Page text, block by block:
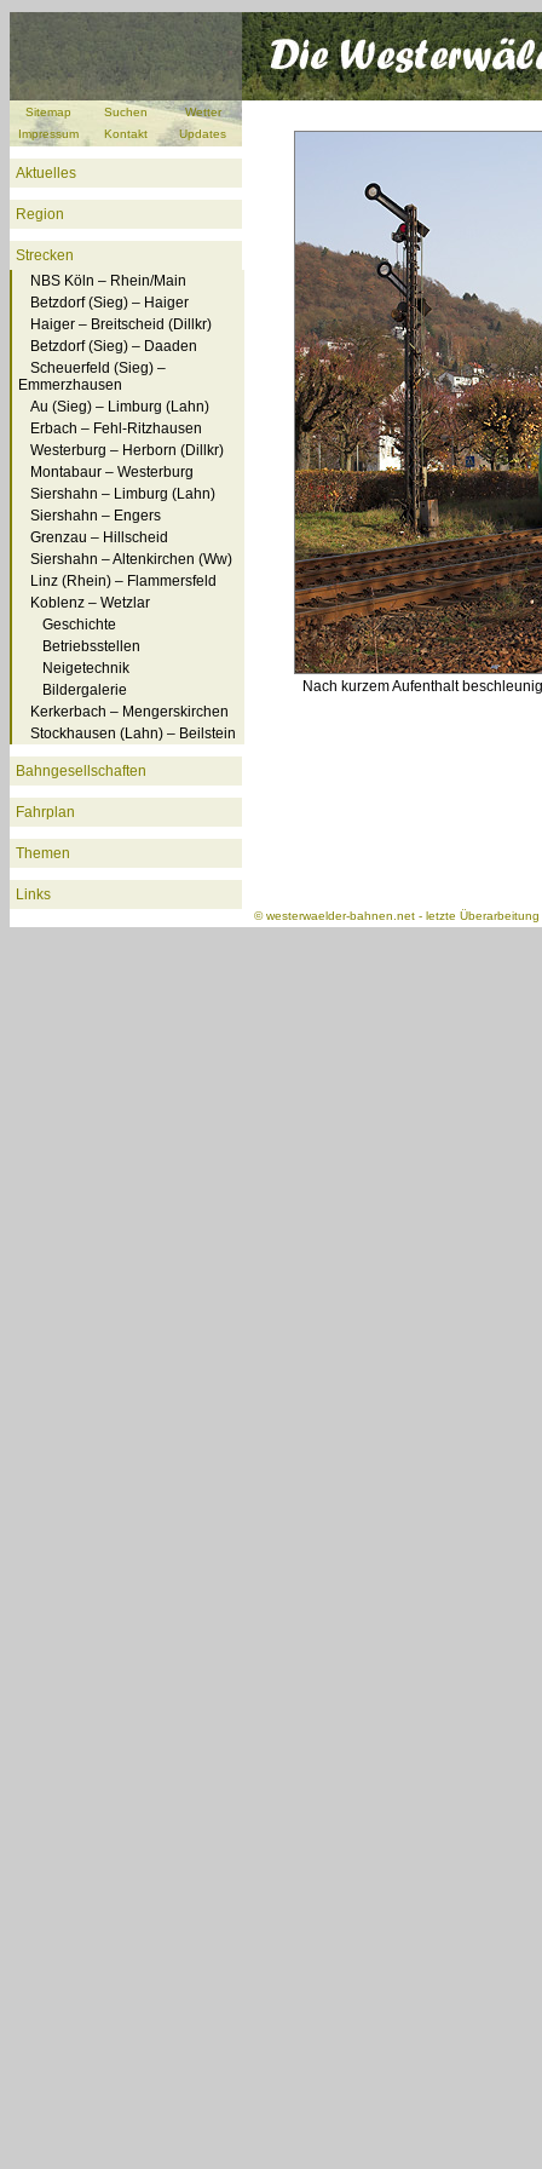
Sitemap Suchen
Wetter
Impressum
Kontakt Updates
Aktuelles
Region
Strecken
NBS Köln – Rhein/Main
Betzdorf (Sieg) – Haiger
Haiger – Breitscheid (Dillkr)
Betzdorf (Sieg) – Daaden
Scheuerfeld (Sieg) –
Emmerzhausen
Au (Sieg) – Limburg (Lahn)
Erbach – Fehl-Ritzhausen
Westerburg – Herborn (Dillkr)
Montabaur – Westerburg
Siershahn – Limburg (Lahn)
Siershahn – Engers
Grenzau – Hillscheid
Siershahn – Altenkirchen (Ww)
Linz (Rhein) – Flammersfeld
Koblenz – Wetzlar
Geschichte
Betriebsstellen
Neigetechnik
Bildergalerie
Kerkerbach – Mengerskirchen
Stockhausen (Lahn) – Beilstein
Bahngesellschaften
Fahrplan
Themen
Links
Nach kurzem Aufenthalt
©westerwaelder-bahnen.net - letzte